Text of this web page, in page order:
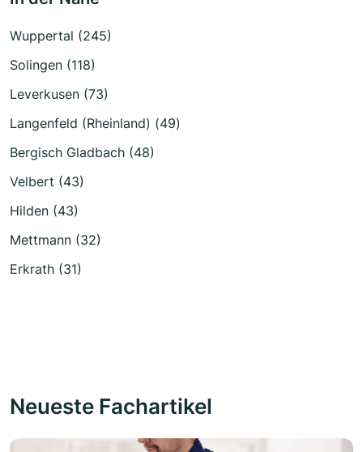
Wuppertal (245)
Solingen (118)
Leverkusen (73)
Langenfeld (Rheinland) (49)
Bergisch Gladbach (48)
Velbert (43)
Hilden (43)
Mettmann (32)
Erkrath (31)
Neueste Fachartikel